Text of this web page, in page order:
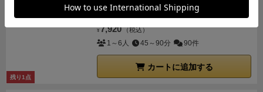
支払いなしだったのでセーフ。剣コマ1つとお宝３つ
（赤1点×2個、緑2点の計4点）しましたが、次は３
点・４点のお宝が控えています】
※爆弾の処理手番
終了後爆弾が爆発するかの判断。冒険が成功でも失敗
残り1点
あなたの手でワイナリーを復興させよう！
ワイナリー経営がテーマのワー...
¥ 7,920（税込）
1～6人 45～90分 90件
カートに追加する